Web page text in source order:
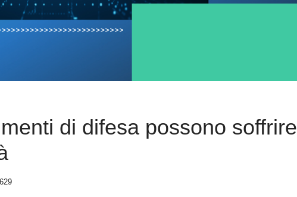
di difesa possono soffrire